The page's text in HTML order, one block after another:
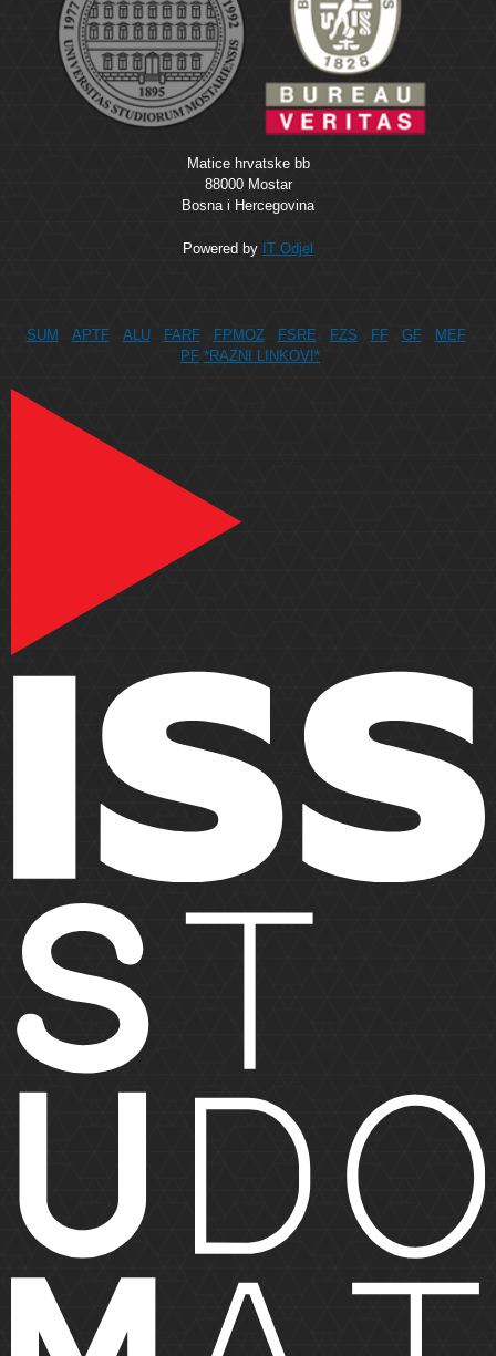
Matice hrvatske bb
88000 Mostar
Bosna i Hercegovina
Powered by IT Odjel
SUM APTF ALU FARF FPMOZ FSRE FZS FF GF
MEF
PF *RAZNI LINKOVI*